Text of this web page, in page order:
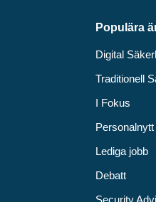
Populära
Digital
Traditionell
I Fokus
Personalnytt
Lediga jobb
Debatt
Security